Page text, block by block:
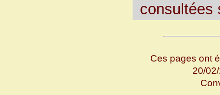
consultées
Ces pages ont
20/